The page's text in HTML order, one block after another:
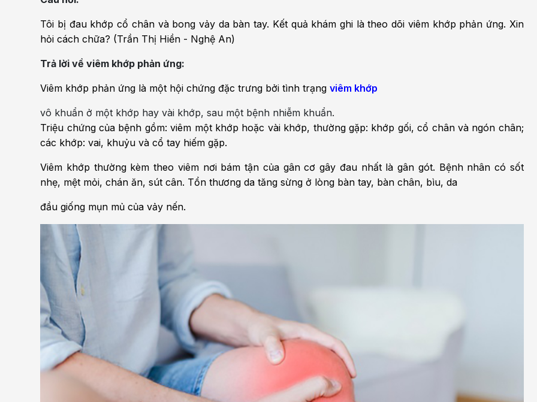
Thẩm mỹ
Nội Tiết
Cấp cứu - Hồi sức tích
cực
Ung bướu
Vật lý trị liệu - Phục hồi
Chấn thương chỉnh hình
Tim mạch
Nam học
Tôi bị đau khớp cổ chân và bong vảy da bàn tay. Kết quả khám ghi là theo dõi viêm khớp phản ứng. Xin
hỏi cách chữa? (Trần Thị Hiền - Nghệ An)
Trả lời về viêm khớp phản ứng:
Viêm khớp phản ứng là một hội chứng đặc trưng bởi tình trạngviêm khớp
vô khuẩn ở một khớp hay vài khớp, sau một bệnh nhiễm khuẩn.
Triệu chứng của bệnh gồm: viêm một khớp hoặc vài khớp, thường gặp: khớp gối, cổ chân và ngón chân;
các khớp: vai, khuỷu và cổ tay hiếm gặp.
Viêm khớp thường kèm theo viêm nơi bám tận của gân cơ gây đau nhất là gân gót. Bệnh nhân có sốt
nhẹ, mệt mỏi, chán ăn, sút cân. Tổn thương da tăng sừng ở lòng bàn tay, bàn chân, bìu, da
đầu giống mụn mủ của vảy nến.